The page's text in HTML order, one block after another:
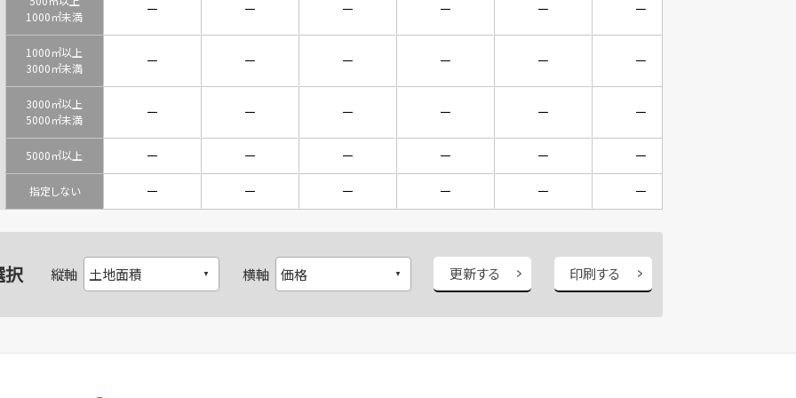
1000㎡未満
－ － － － － －
1000㎡以上
3000㎡未満
－ － － － － －
3000㎡以上
5000㎡未満
－ － － － － －
5000㎡以上 － － － － － －
指定しない － － － － － －
択 縦軸 横軸 更新する 印刷する